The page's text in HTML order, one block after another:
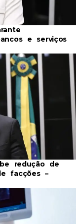
e serviços
redução de
facções –